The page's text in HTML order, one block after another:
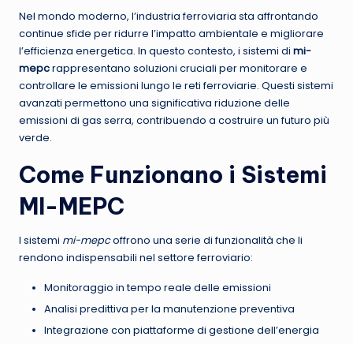
Nel mondo moderno, l’industria ferroviaria sta affrontando
continue sfide per ridurre l’impatto ambientale e migliorare
l’efficienza energetica. In questo contesto, i sistemi di mi-
mepcrappresentano soluzioni cruciali per monitorare e
controllare le emissioni lungo le reti ferroviarie. Questi sistemi
avanzati permettono una significativa riduzione delle
emissioni di gas serra, contribuendo a costruire un futuro più
verde.
Come Funzionano i Sistemi
MI-MEPC
I sistemi mi-mepcoffrono una serie di funzionalità che li
rendono indispensabili nel settore ferroviario:
Monitoraggio in tempo reale delle emissioni
Analisi predittiva per la manutenzione preventiva
Integrazione con piattaforme di gestione dell’energia